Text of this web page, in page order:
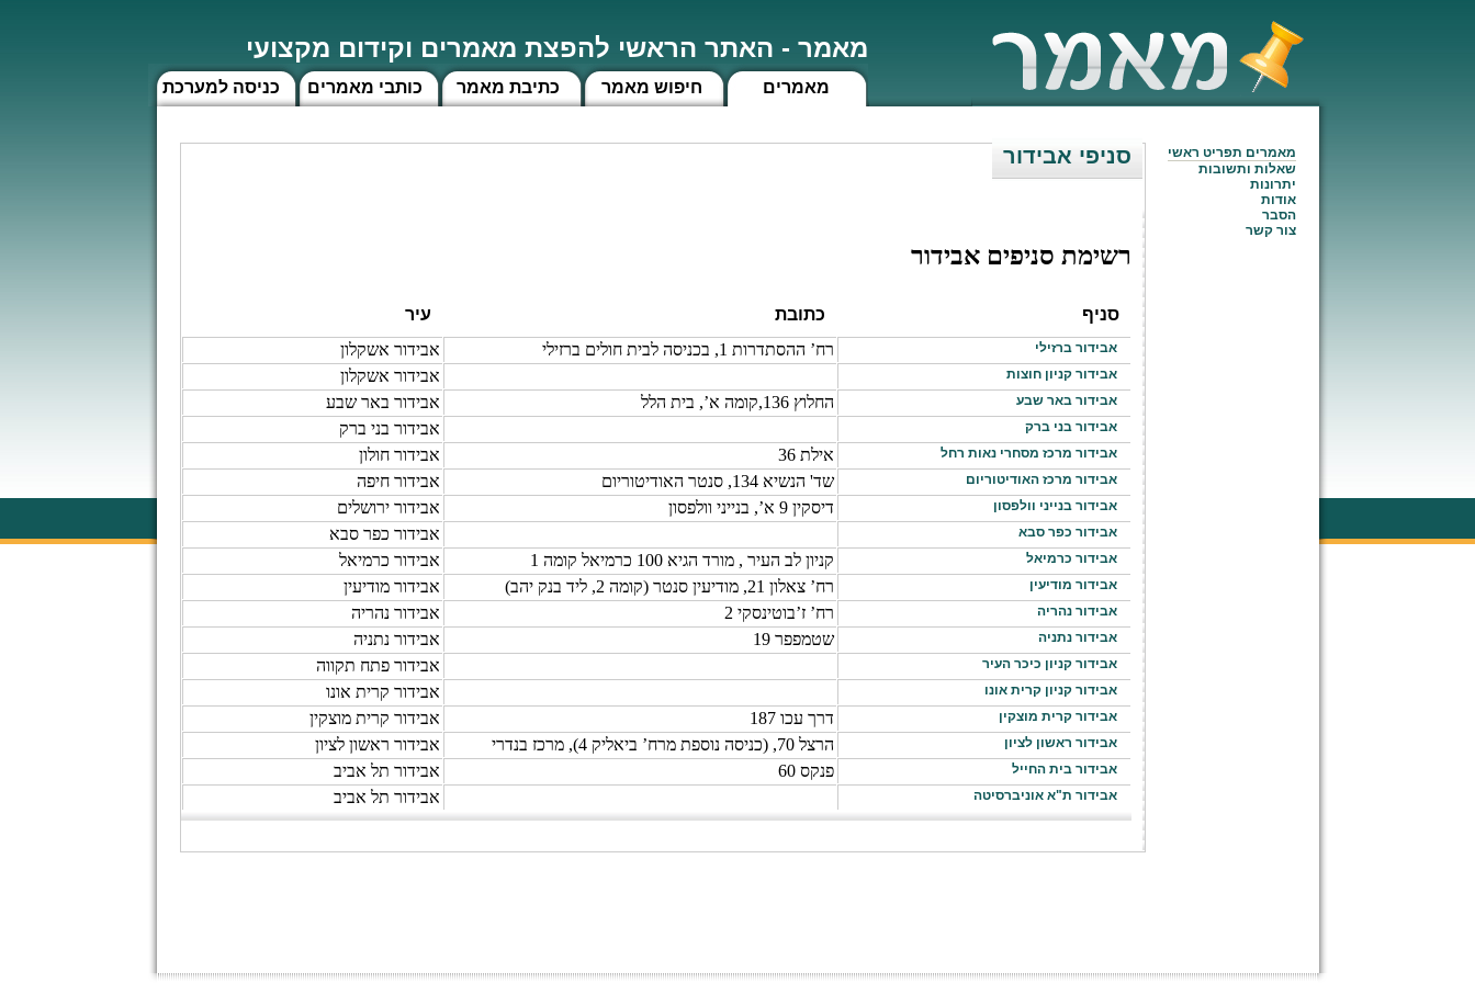
מאמר - האתר הראשי להפצת מאמרים וקידום מקצועי
כניסה למערכת כותבי מאמרים כתיבת מאמר חיפוש מאמר מאמרים
סניפי אבידור
רשימת סניפיםאבידור
סניף כתובת עיר
אבידור ברזילי רח’ ההסתדרות 1, בכניסה לבית חולים ברזילי אבידור אשקלון
אבידור קניון חוצות אבידור אשקלון
אבידור באר שבע החלוץ 136,קומה א’, בית הלל אבידור באר שבע
אבידור בני ברק אבידור בני ברק
אבידור מרכז מסחרי נאות רחל אילת 36 אבידור חולון
אבידור מרכז האודיטוריום שד' הנשיא 134, סנטר האודיטוריום אבידור חיפה
אבידור בנייני וולפסון דיסקין 9 א’, בנייני וולפסון אבידור ירושלים
אבידור כפר סבא אבידור כפר סבא
אבידור כרמיאל קניון לב העיר , מורד הגיא 100 כרמיאל קומה 1 אבידור כרמיאל
אבידור מודיעין רח’ צאלון 21, מודיעין סנטר (קומה 2, ליד בנק יהב) אבידור מודיעין
אבידור נהריה רח’ ז’בוטינסקי 2 אבידור נהריה
אבידור נתניה שטמפפר 19 אבידור נתניה
אבידור קניון כיכר העיר אבידור פתח תקווה
אבידור קניון קרית אונו אבידור קרית אונו
אבידור קרית מוצקין דרך עכו 187 אבידור קרית מוצקין
אבידור ראשון לציון הרצל 70, (כניסה נוספת מרח’ ביאליק 4), מרכז בנדרי אבידור ראשון לציון
אבידור בית החייל פנקס 60 אבידור תל אביב
אבידור ת"א אוניברסיטה אבידור תל אביב
מאמרים תפריט ראשי
שאלות ותשובות
יתרונות
אודות
הסבר
צור קשר